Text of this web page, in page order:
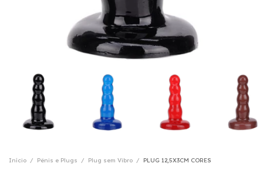
Início / Pênis e Plugs / Plug sem Vibro / PLUG 12,5X3CM CORES